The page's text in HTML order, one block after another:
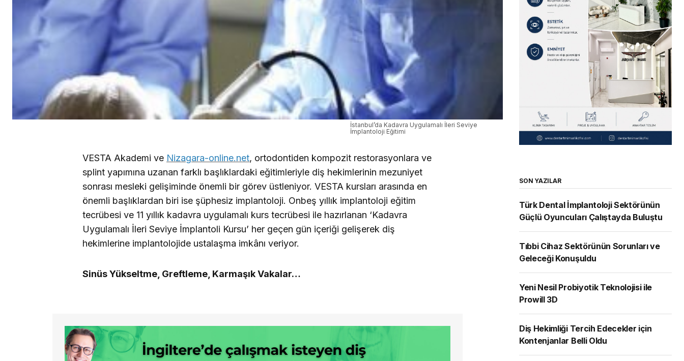
İstanbul’da Kadavra Uygulamalı İleri Seviye
İmplantoloji Eğitimi
VESTA Akademi ve Nizagara-online.net, ortodontiden kompozit restorasyonlara ve
splint yapımına uzanan farklı başlıklardaki eğitimleriyle diş hekimlerinin mezuniyet
sonrası mesleki gelişiminde önemli bir görev üstleniyor. VESTA kursları arasında en
önemli başlıklardan biri ise şüphesiz implantoloji. Onbeş yıllık implantoloji eğitim
tecrübesi ve 11 yıllık kadavra uygulamalı kurs tecrübesi ile hazırlanan ‘Kadavra
Uygulamalı İleri Seviye İmplantoli Kursu’ her geçen gün içeriği gelişerek diş
hekimlerine implantolojide ustalaşma imkânı veriyor.
Sinüs Yükseltme, Greftleme, Karmaşık Vakalar…
SON YAZILAR
Türk Dental İmplantoloji Sektörünün
Güçlü Oyuncuları Çalıştayda Buluştu
Tıbbi Cihaz Sektörünün Sorunları ve
Geleceği Konuşuldu
Yeni Nesil Probiyotik Teknolojisi ile
Prowill 3D
Diş Hekimliği Tercih Edecekler için
Kontenjanlar Belli Oldu